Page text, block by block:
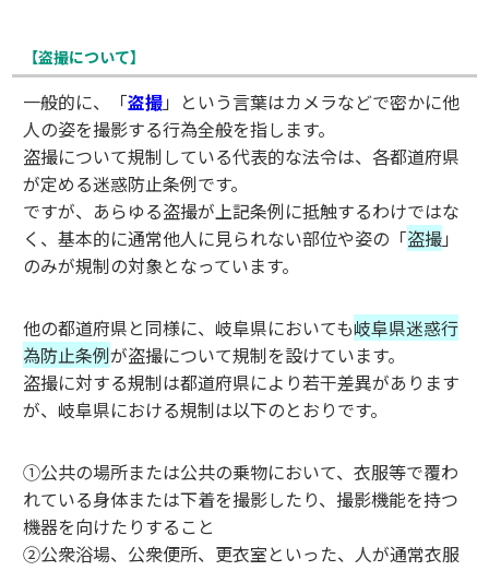
【盗撮について】
一般的に、「盗撮」という言葉はカメラなどで密かに他
人の姿を撮影する行為全般を指します。
盗撮について規制している代表的な法令は、各都道府県
が定める迷惑防止条例です。
ですが、あらゆる盗撮が上記条例に抵触するわけではな
く、基本的に通常他人に見られない部位や姿の「盗撮」
のみが規制の対象となっています。
他の都道府県と同様に、岐阜県においても岐阜県迷惑行
為防止条例が盗撮について規制を設けています。
盗撮に対する規制は都道府県により若干差異があります
が、岐阜県における規制は以下のとおりです。
①公共の場所または公共の乗物において、衣服等で覆わ
れている身体または下着を撮影したり、撮影機能を持つ
機器を向けたりすること
②公衆浴場、公衆便所、更衣室といった、人が通常衣服